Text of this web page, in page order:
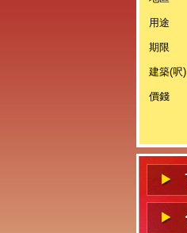
用途
期限
建築(呎)
價錢